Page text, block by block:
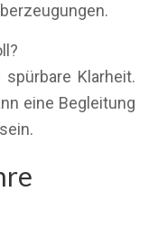
Klarheit.
eine Begleitung